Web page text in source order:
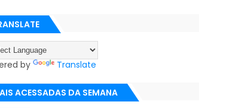
by Translate
ACESSADAS DA SEMANA